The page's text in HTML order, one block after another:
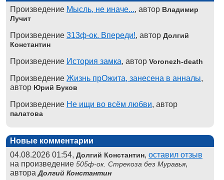
Произведение Мысль, не иначе..., автор Владимир
Лучит
Произведение 313ф-ок. Впереди!, автор Долгий
Константин
Произведение История замка, автор Voronezh-death
Произведение Жизнь прОжита, занесена в анналы,
автор Юрий Буков
Произведение Не ищи во всём любви, автор
палатова
Новые комментарии
04.08.2026 01:54, Долгий Константин, оставил отзыв
на произведение 505ф-ок. Стрекоза без Муравья,
автораДолгий Константин